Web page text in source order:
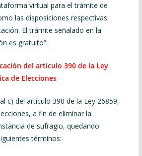
virtual para el trámite de
las disposiciones respectivas
El trámite señalado en la
es gratuito”.
del artículo 390 de la Ley
de Elecciones
c) del artículo 390 de la Ley 26859,
a fin de eliminar la
de sufragio, quedando
términos: